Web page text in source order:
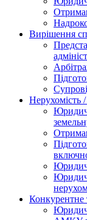
Вирішення
Нерухомість
Конкурентне